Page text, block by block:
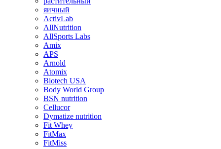
яичный
ActivLab
AllNutrition
AllSports Labs
Amix
APS
Arnold
Atomix
Biotech USA
Body World Group
BSN nutrition
Cellucor
Dymatize nutrition
Fit Whey
FitMax
FitMiss